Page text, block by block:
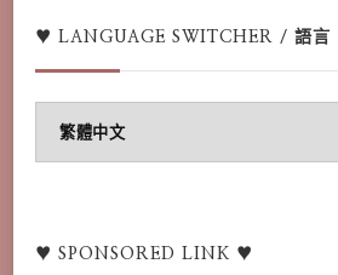
♥ LANGUAGE SWITCHER / 語言
語
♥ SPONSORED LINK ♥